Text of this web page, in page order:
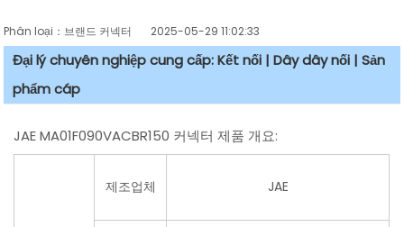
Phân loại：브랜드 커넥터 2025-05-29 11:02:33
Đại lý chuyên nghiệp cung cấp: Kết nối | Dây dây nối | Sản
phẩm cáp
JAE MA01F090VACBR150 커넥터 제품 개요:
제조업체 JAE